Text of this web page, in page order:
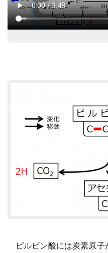
ピルビン酸には炭素原子